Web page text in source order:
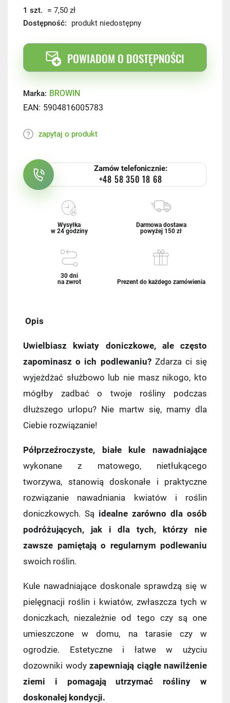
1 szt. = 7,50 zł
Dostępność:
produkt niedostępny
POWIADOM O DOSTĘPNOŚCI
Marka: BROWIN
EAN: 5904816005783
zapytaj o produkt
Zamów telefonicznie:
+48 58 350 18 68
Wysyłka
w 24 godziny
Darmowa dostawa
powyżej 150 zł
30 dni
na zwrot
Prezent do każdego zamówienia
Opis
Uwielbiasz kwiaty doniczkowe, ale często
zapominasz o ich podlewaniu?Zdarza ci się
wyjeżdżać służbowo lub nie masz nikogo, kto
mógłby zadbać o twoje rośliny podczas
dłuższego urlopu? Nie martw się, mamy dla
Ciebie rozwiązanie!
Półprzeźroczyste, białe kule nawadniające
wykonane z matowego, nietłukącego
tworzywa, stanowią doskonałe i praktyczne
rozwiązanie nawadniania kwiatów i roślin
doniczkowych. Są idealne zarówno dla osób
podróżujących, jak i dla tych, którzy nie
zawsze pamiętają o regularnym podlewaniu
swoich roślin.
Kule nawadniające doskonale sprawdzą się w
pielęgnacji roślin i kwiatów, zwłaszcza tych w
doniczkach, niezależnie od tego czy są one
umieszczone w domu, na tarasie czy w
ogrodzie. Estetyczne i łatwe w użyciu
dozowniki wody zapewniają ciągłe nawilżenie
ziemi i pomagają utrzymać rośliny w
doskonałej kondycji.